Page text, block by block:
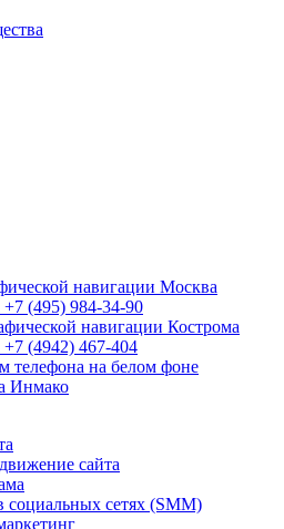
Москва
+7 (495) 984-34-90
Кострома
+7 (4942) 467-404
сайта
сетях (SMM)